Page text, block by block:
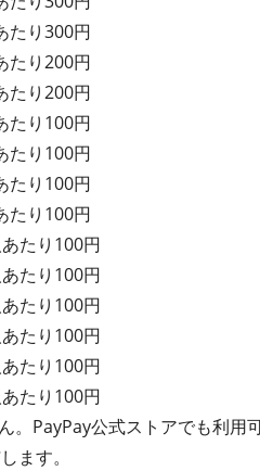
たり300円
たり200円
たり200円
たり100円
たり100円
たり100円
たり100円
たり100円
たり100円
たり100円
たり100円
たり100円
たり100円
PayPay公式ストアでも利用可
ます。